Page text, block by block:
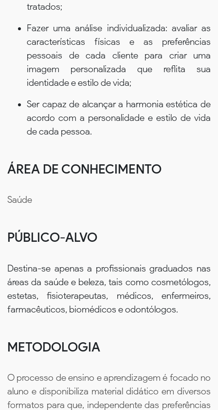
tratados;
Fazer uma análise individualizada: avaliar as
características físicas e as preferências
pessoais de cada cliente para criar uma
imagem personalizada que reflita sua
identidade e estilo de vida;
Ser capaz de alcançar a harmonia estética de
acordo com a personalidade e estilo de vida
de cada pessoa.
ÁREA DE CONHECIMENTO
Saúde
PÚBLICO-ALVO
Destina-se apenas a profissionais graduados nas
áreas da saúde e beleza, tais como cosmetólogos,
estetas, fisioterapeutas, médicos, enfermeiros,
farmacêuticos, biomédicos e odontólogos.
METODOLOGIA
O processo de ensino e aprendizagem é focado no
aluno e disponibiliza material didático em diversos
formatos para que, independente das preferências